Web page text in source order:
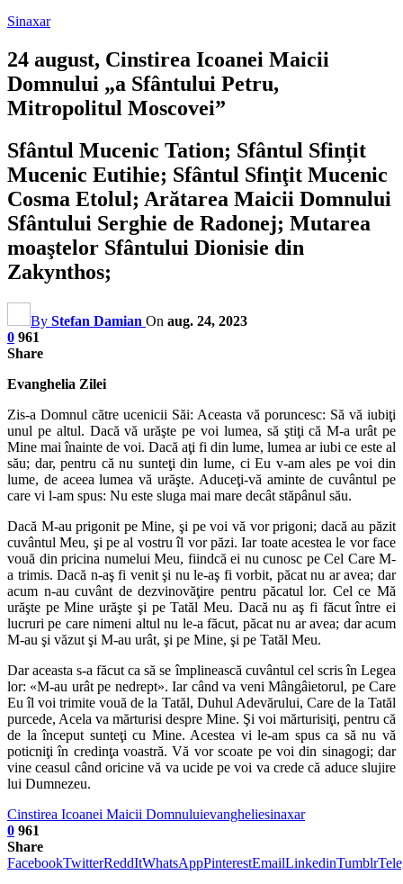
Sinaxar
24 august, Cinstirea Icoanei Maicii
Domnului „a Sfântului Petru,
Mitropolitul Moscovei”
Sfântul Mucenic Tation; Sfântul Sfințit
Mucenic Eutihie; Sfântul Sfinţit Mucenic
Cosma Etolul; Arătarea Maicii Domnului
Sfântului Serghie de Radonej; Mutarea
moaştelor Sfântului Dionisie din
Zakynthos;
By Stefan Damian On aug. 24, 2023
0 961
Share
Evanghelia Zilei
Zis-a Domnul către ucenicii Săi: Aceasta vă poruncesc: Să vă iubiţi
unul pe altul. Dacă vă urăşte pe voi lumea, să ştiţi că M-a urât pe
Mine mai înainte de voi. Dacă aţi fi din lume, lumea ar iubi ce este al
său; dar, pentru că nu sunteţi din lume, ci Eu v-am ales pe voi din
lume, de aceea lumea vă urăşte. Aduceţi-vă aminte de cuvântul pe
care vi l-am spus: Nu este sluga mai mare decât stăpânul său.
Dacă M-au prigonit pe Mine, şi pe voi vă vor prigoni; dacă au păzit
cuvântul Meu, şi pe al vostru îl vor păzi. Iar toate acestea le vor face
vouă din pricina numelui Meu, fiindcă ei nu cunosc pe Cel Care M-
a trimis. Dacă n-aş fi venit şi nu le-aş fi vorbit, păcat nu ar avea; dar
acum n-au cuvânt de dezvinovăţire pentru păcatul lor. Cel ce Mă
urăşte pe Mine urăşte şi pe Tatăl Meu. Dacă nu aş fi făcut între ei
lucruri pe care nimeni altul nu le-a făcut, păcat nu ar avea; dar acum
M-au şi văzut şi M-au urât, şi pe Mine, şi pe Tatăl Meu.
Dar aceasta s-a făcut ca să se împlinească cuvântul cel scris în Legea
lor: «M-au urât pe nedrept». Iar când va veni Mângâietorul, pe Care
Eu îl voi trimite vouă de la Tatăl, Duhul Adevărului, Care de la Tatăl
purcede, Acela va mărturisi despre Mine. Şi voi mărturisiţi, pentru că
de la început sunteţi cu Mine. Acestea vi le-am spus ca să nu vă
poticniţi în credinţa voastră. Vă vor scoate pe voi din sinagogi; dar
vine ceasul când oricine vă va ucide pe voi va crede că aduce slujire
lui Dumnezeu.
Cinstirea Icoanei Maicii Domnuluievangheliesinaxar
0 961
Share
FacebookTwitterReddItWhatsAppPinterestEmailLinkedinTumblr